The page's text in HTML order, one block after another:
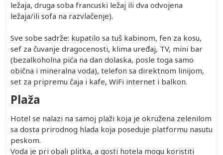
ležaja, druga soba francuski ležaj ili dva odvojena
ležaja/ili sofa na razvlačenje).
Sve sobe sadrže: kupatilo sa tuš kabinom, fen za kosu,
sef za čuvanje dragocenosti, klima uređaj, TV, mini bar
(bezalkoholna pića na dan dolaska, posle toga samo
obična i mineralna voda), telefon sa direktnom linijom,
set za pripremu čaja i kafe, WiFi internet i balkon.
Plaža
Hotel se nalazi na samoj plaži koja je okružena zelenilom
sa dosta prirodnog hlada koja poseduje platformu nasutu
peskom.
Voda je pri obali plitka, a gosti hotela mogu koristiti